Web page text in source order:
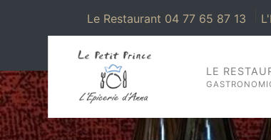
Le Restaurant 04 77 65 87 13
LE